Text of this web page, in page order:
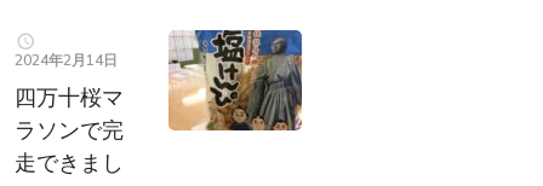
2024年2月14日
四万十桜マ
ラソンで完
走できまし